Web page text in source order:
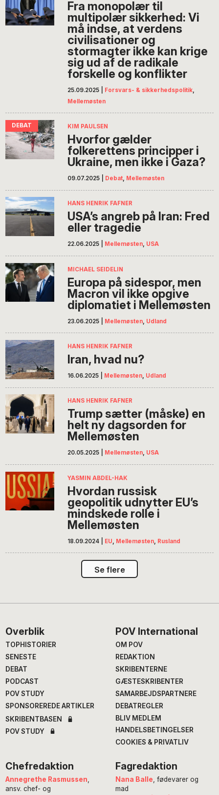
Fra monopolær til
multipolær sikkerhed: Vi
må indse, at verdens
civilisationer og
stormagter ikke kan krige
sig ud af de radikale
forskelle og konflikter
25.09.2025 Forsvars- & sikkerhedspolitik
Mellemøsten
KIM PAULSEN
Hvorfor gælder
folkerettens principper i
Ukraine, men ikke i Gaza?
09.07.2025 Debat, Mellemøsten
HANS HENRIK FAFNER
USA’s angreb på Iran: Fred
eller tragedie
22.06.2025 Mellemøsten, USA
MICHAEL SEIDELIN
Europa på sidespor, men
Macron vil ikke opgive
diplomatiet i Mellemøsten
23.06.2025 Mellemøsten Udland
HANS HENRIK FAFNER
Iran, hvad nu?
16.06.2025 Mellemøsten, Udland
HANS HENRIK FAFNER
Trump sætter (måske) en
helt ny dagsorden for
Mellemøsten
20.05.2025 Mellemøsten, USA
YASMIN ABDEL-HAK
Hvordan russisk
geopolitik udnytter EU’s
mindskede rolle i
Mellemøsten
18.09.2024 EU Mellemøsten Rusland
Se flere
Footer
Overblik
TOPHISTORIER
SENESTE
DEBAT
PODCAST
POV STUDY
SPONSOREREDE ARTIKLER
SKRIBENTBASEN
POV STUDY
POV International
OM POV
REDAKTION
SKRIBENTERNE
GÆSTESKRIBENTER
SAMARBEJDSPARTNERE
DEBATREGLER
BLIV MEDLEM
HANDELSBETINGELSER
COOKIES & PRIVATLIV
Chefredaktion
Annegrethe Rasmussen
ansv. chef- og
Fagredaktion
Nana Balle , fødevarer og
mad